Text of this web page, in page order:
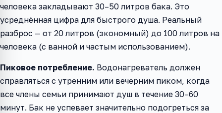
человека закладывают 30–50 литров бака. Это
усреднённая цифра для быстрого душа. Реальный
разброс — от 20 литров (экономный) до 100 литров на
человека (с ванной и частым использованием).
Пиковое потребление. Водонагреватель должен
справляться с утренним или вечерним пиком, когда
все члены семьи принимают душ в течение 30–60
минут. Бак не успевает значительно подогреться за